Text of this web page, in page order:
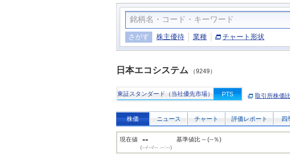
さがす 株主優待 業種 チャート形状
日本エコシステム （9249）
東証スタンダード（当社優先市場） PTS 取引所株価
株価 ニュース チャート 評価レポート 四
現在値 --
(--/--/-- --:--)
基準値比 -- (--％)